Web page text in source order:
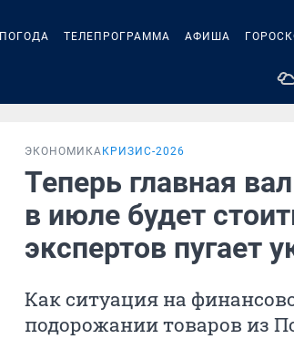
ПОГОДА ТЕЛЕПРОГРАММА АФИША
ЭКОНОМИКА КРИЗИС-2026
Теперь главная
в июле будет
экспертов пугает
Как ситуация на
подорожании товаров из